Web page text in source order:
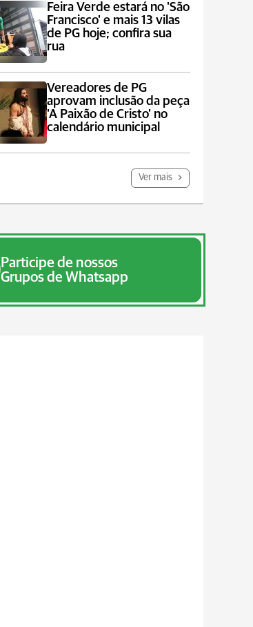
Feira Verde estará no 'São
Francisco' e mais 13 vilas
de PG hoje; confira sua
rua
Vereadores de PG
aprovam inclusão da peça
'A Paixão de Cristo' no
calendário municipal
Ver mais
Participe de nossos
Grupos de Whatsapp